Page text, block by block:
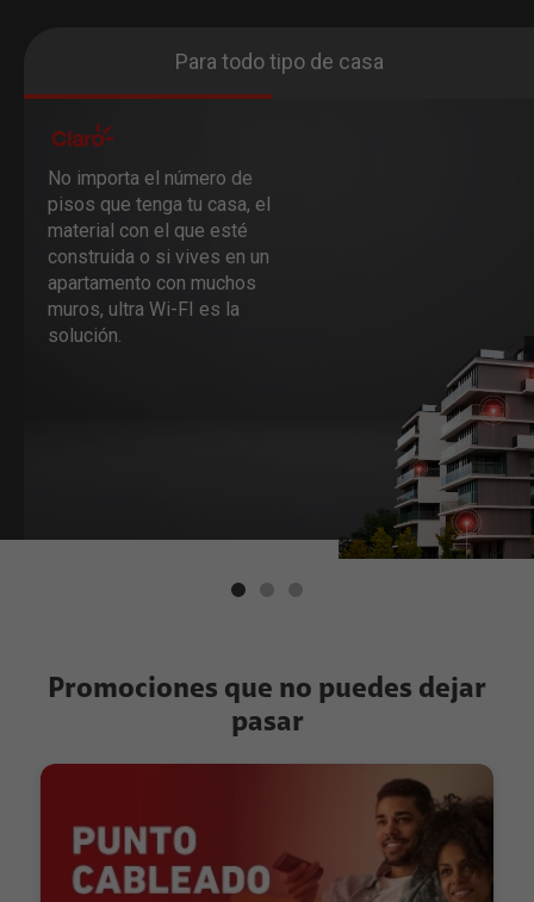
Para todo tipo de casa
No importa el número de
pisos que tenga tu casa, el
material con el que esté
construida o si vives en un
apartamento con muchos
muros, ultra Wi-FI es la
solución.
Promociones que no puedes dejar
pasar